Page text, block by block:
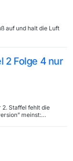
auf und halt die Luft
2 Folge 4 nur
2. Staffel fehlt die
1757015245466-
grafik.png] Mit
zu geben. S2E4: